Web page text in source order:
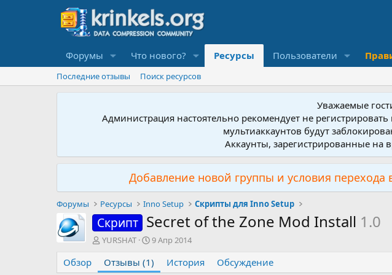
Форумы Что нового? Ресурсы Пользователи
Последние отзывы Поиск ресурсов
Уважаемые
Администрация настоятельно рекомендует не
мультиаккаунтов будут
Аккаунты, зарегистрированные на
Добавление новой группы и условия
Форумы Ресурсы Inno Setup Скрипты для Inno Setup
Скрипт Secret of the Zone Mod Install 1.0
А
т
о
YURSHAT
Д
т
а
9 Апр 2014
Обзор Отзывы (1) История Обсуждение